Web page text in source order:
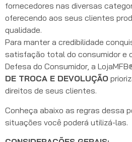
fornecedores nas diversas
oferecendo aos seus clientes
qualidade.
Para manter a credibilidade
satisfação total do consumidor e
Defesa do Consumidor, a
DE TROCA E DEVOLUÇÃO
direitos de seus clientes.
Conheça abaixo as regras dessa
situações você poderá utilizá-las.